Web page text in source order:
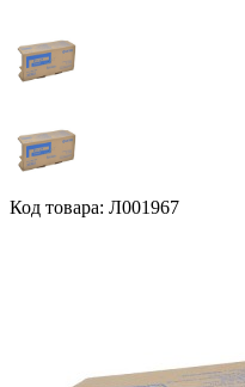
Код товара: Л001967